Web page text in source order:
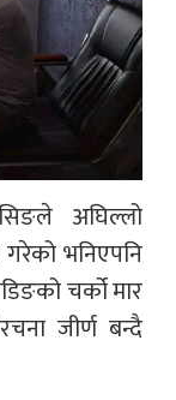
अघिल्लो
भनिएपनि
चर्को मार
जीर्ण बन्दै